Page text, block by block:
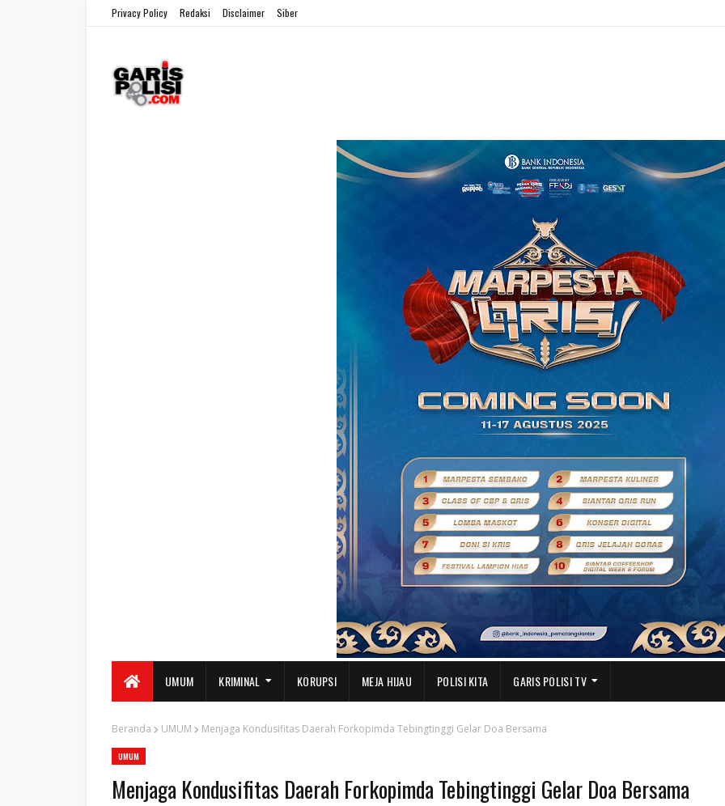
Privacy Policy Redaksi Disclaimer Siber
UMUM KRIMINAL KORUPSI MEJA HIJAU POLISI KITA GARIS POLISI TV
Beranda UMUM Menjaga Kondusifitas Daerah Forkopimda Tebingtinggi Gelar Doa Bersama
UMUM
Menjaga Kondusifitas Daerah Forkopimda Tebingtinggi Gelar Doa Bersama